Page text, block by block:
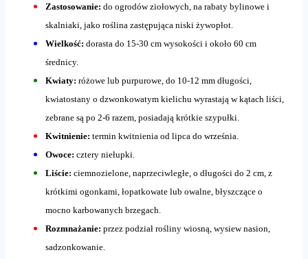
Zastosowanie: do ogrodów ziołowych, na rabaty bylinowe i
skalniaki, jako roślina zastępująca niski żywopłot.
Wielkość: dorasta do 15-30 cm wysokości i około 60 cm
średnicy.
Kwiaty: różowe lub purpurowe, do 10-12 mm długości,
kwiatostany o dzwonkowatym kielichu wyrastają w kątach liści,
zebrane są po 2-6 razem, posiadają krótkie szypułki.
Kwitnienie: termin kwitnienia od lipca do września.
Owoce: cztery niełupki.
Liście: ciemnozielone, naprzeciwległe, o długości do 2 cm, z
krótkimi ogonkami, łopatkowate lub owalne, błyszczące o
mocno karbowanych brzegach.
Rozmnażanie: przez podział rośliny wiosną, wysiew nasion,
sadzonkowanie.